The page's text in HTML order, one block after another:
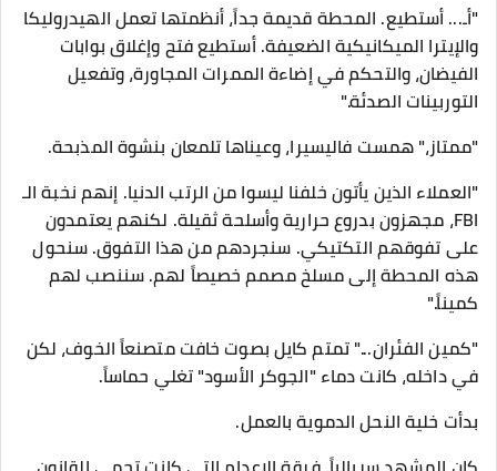
"أـ... أستطيع. المحطة قديمة جداً، أنظمتها تعمل الهيدروليكا
والإيترا الميكانيكية الضعيفة. أستطيع فتح وإغلاق بوابات
الفيضان، والتحكم في إضاءة الممرات المجاورة، وتفعيل
التوربينات الصدئة."
​"ممتاز،" همست فاليسيرا، وعيناها تلمعان بنشوة المذبحة.
"العملاء الذين يأتون خلفنا ليسوا من الرتب الدنيا. إنهم نخبة الـ
FBI، مجهزون بدروع حرارية وأسلحة ثقيلة. لكنهم يعتمدون
على تفوقهم التكتيكي. سنجردهم من هذا التفوق. سنحول
هذه المحطة إلى مسلخ مصمم خصيصاً لهم. سننصب لهم
كميناً."
​"كمين الفئران..." تمتم كايل بصوت خافت متصنعاً الخوف، لكن
في داخله، كانت دماء "الجوكر الأسود" تغلي حماساً.
​بدأت خلية النحل الدموية بالعمل.